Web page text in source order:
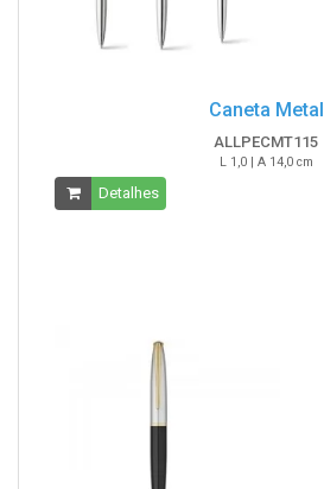
Caneta Metal
ALLPECMT115
L 1,0 | A 14,0 cm
Detalhes